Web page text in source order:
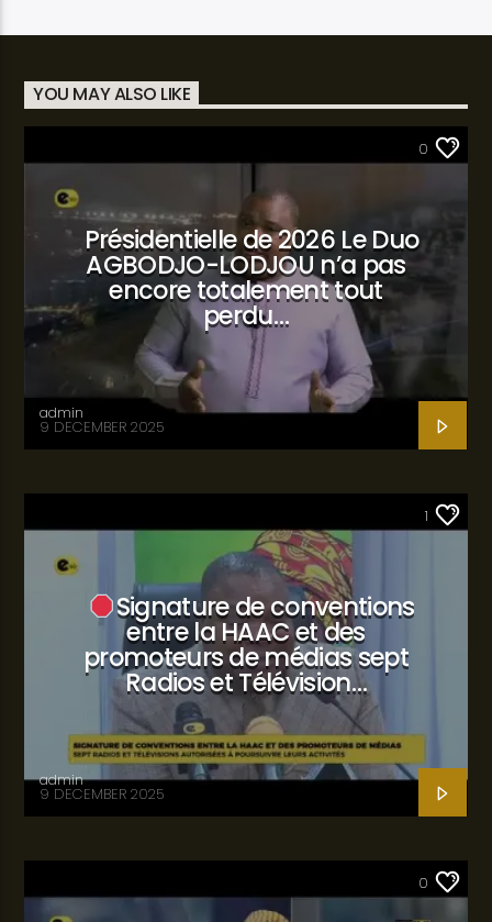
YOU MAY ALSO LIKE
0
Présidentielle de 2026 Le Duo
AGBODJO-LODJOU n’a pas
encore totalement tout
perdu…
admin
9 DECEMBER 2025
1
Signature de conventions
entre la HAAC et des
promoteurs de médias sept
Radios et Télévision…
admin
9 DECEMBER 2025
0